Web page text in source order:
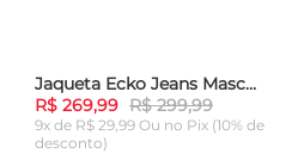
-10%
Jaqueta Ecko Jeans Masculina Preta
R$ 269,99 R$ 299,99
9x de R$ 29,99 Ou no Pix (10% de
desconto)